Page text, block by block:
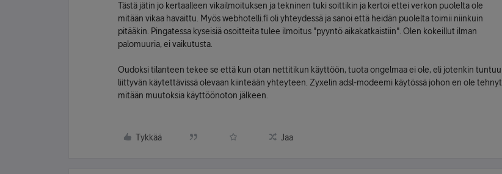
Tästä jätin jo kertaalleen vikailmoituksen ja tekninen tuki soittikin ja kertoi ettei verkon puolelta ole
mitään vikaa havaittu. Myös webhotelli.fi oli yhteydessä ja sanoi että heidän puolelta toimii niinkuin
pitääkin. Pingatessa kyseisiä osoitteita tulee ilmoitus "pyyntö aikakatkaistiin". Olen kokeillut ilman
palomuuria, ei vaikutusta.
Oudoksi tilanteen tekee se että kun otan nettitikun käyttöön, tuota ongelmaa ei ole, eli jotenkin tuntuu
liittyvän käytettävissä olevaan kiinteään yhteyteen. Zyxelin adsl-modeemi käytössä johon en ole tehnyt
mitään muutoksia käyttöönoton jälkeen.
Tykkää Jaa